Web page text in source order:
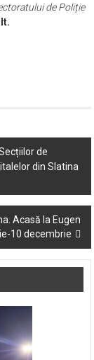
de Poliție
de
din Slatina
Acasă la Eugen
10 decembrie